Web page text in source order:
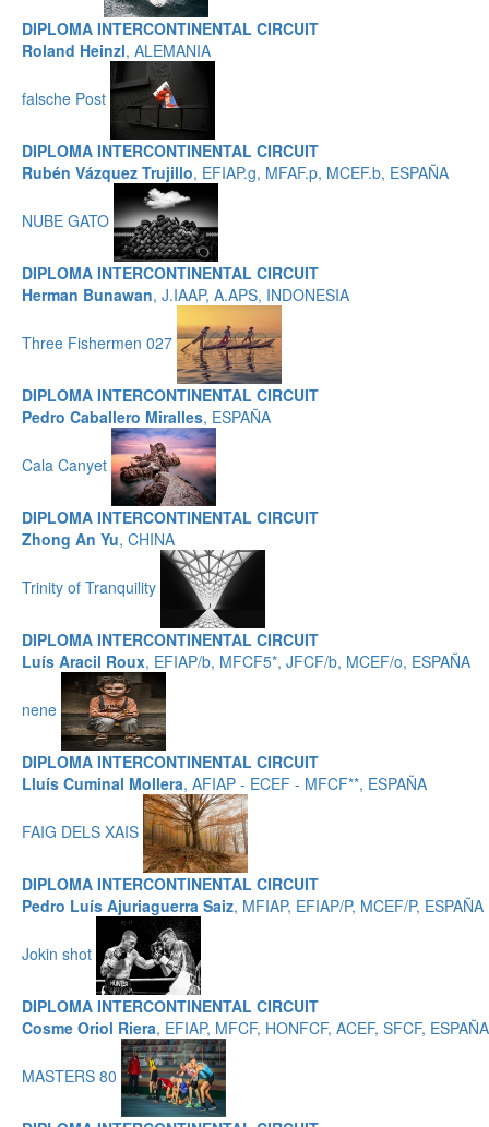
DIPLOMA INTERCONTINENTAL CIRCUIT
Roland Heinzl, ALEMANIA
falsche Post
DIPLOMA INTERCONTINENTAL CIRCUIT
Rubén Vázquez Trujillo, EFIAP.g, MFAF.p, MCEF.b, ESPAÑA
NUBE GATO
DIPLOMA INTERCONTINENTAL CIRCUIT
Herman Bunawan, J.IAAP, A.APS, INDONESIA
Three Fishermen 027
DIPLOMA INTERCONTINENTAL CIRCUIT
Pedro Caballero Miralles, ESPAÑA
Cala Canyet
DIPLOMA INTERCONTINENTAL CIRCUIT
Zhong An Yu, CHINA
Trinity of Tranquility
DIPLOMA INTERCONTINENTAL CIRCUIT
Luís Aracil Roux, EFIAP/b, MFCF5*, JFCF/b, MCEF/o, ESPAÑA
nene
DIPLOMA INTERCONTINENTAL CIRCUIT
Lluís Cuminal Mollera, AFIAP - ECEF - MFCF**, ESPAÑA
FAIG DELS XAIS
DIPLOMA INTERCONTINENTAL CIRCUIT
Pedro Luís Ajuriaguerra Saiz, MFIAP, EFIAP/P, MCEF/P, ESPAÑA
Jokin shot
DIPLOMA INTERCONTINENTAL CIRCUIT
Cosme Oriol Riera, EFIAP, MFCF, HONFCF, ACEF, SFCF, ESPAÑA
MASTERS 80